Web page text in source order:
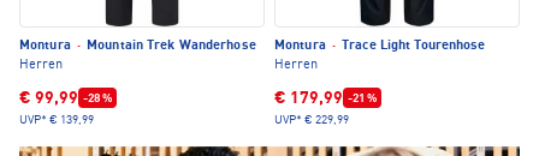
Montura ·
Mountain Trek Wanderhose
Herren
€ 99,99 -28 %
UVP* € 139,99
Montura ·
Trace Light Tourenhose
Herren
€ 179,99 -21 %
UVP* € 229,99